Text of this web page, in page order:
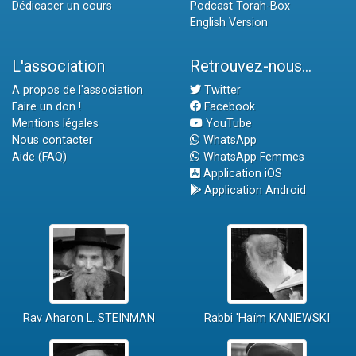
Dédicacer un cours
Podcast Torah-Box
English Version
L'association
A propos de l'association
Faire un don !
Mentions légales
Nous contacter
Aide (FAQ)
Retrouvez-nous...
Twitter
Facebook
YouTube
WhatsApp
WhatsApp Femmes
Application iOS
Application Android
Rav Aharon L. STEINMAN Rabbi 'Haïm KANIEWSKI